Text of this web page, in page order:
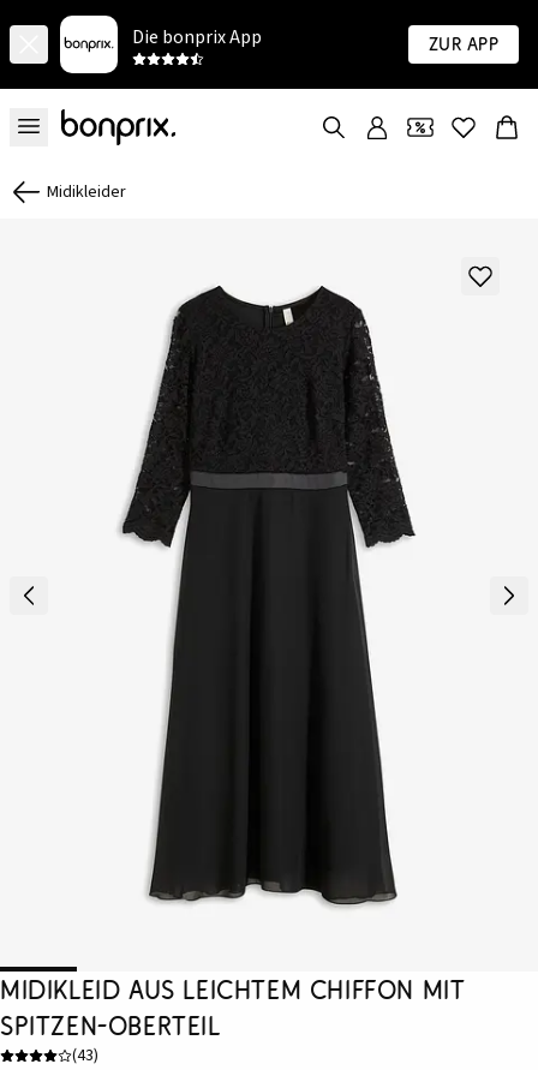
Die bonprix App Zur App
Midikleider
Midikleid aus leichtem Chiffon mit
Spitzen-Oberteil
(43)